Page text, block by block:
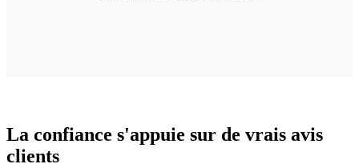
La confiance s'appuie sur de vrais avis
clients